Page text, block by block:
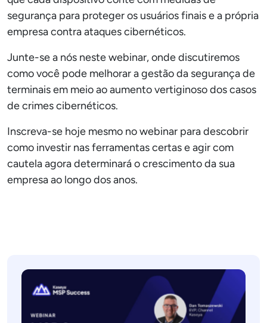
segurança para proteger os usuários finais e a própria
empresa contra ataques cibernéticos.
Junte-se a nós neste webinar, onde discutiremos
como você pode melhorar a gestão da segurança de
terminais em meio ao aumento vertiginoso dos casos
de crimes cibernéticos.
Inscreva-se hoje mesmo no webinar para descobrir
como investir nas ferramentas certas e agir com
cautela agora determinará o crescimento da sua
empresa ao longo dos anos.